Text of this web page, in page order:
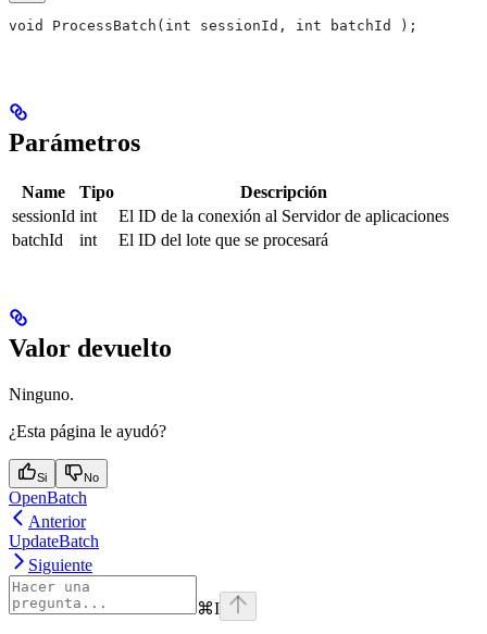
void ProcessBatch(int sessionId, int batchId );
Parámetros
Name Tipo
Descripción
sessionId int
El ID de la conexión al Servidor de aplicaciones
batchId
int El ID del lote que se procesará
Valor devuelto
Ninguno.
¿Esta página le ayudó?
Si No
OpenBatch
Anterior
UpdateBatch
Siguiente
⌘I